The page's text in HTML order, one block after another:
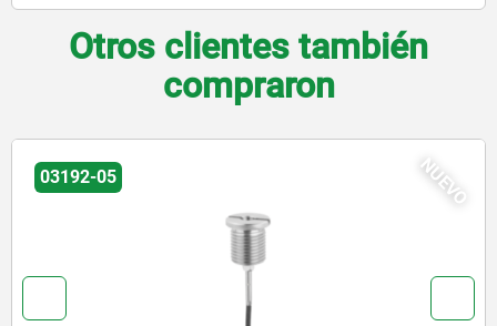
Otros clientes también
compraron
NUEVO
03192-05